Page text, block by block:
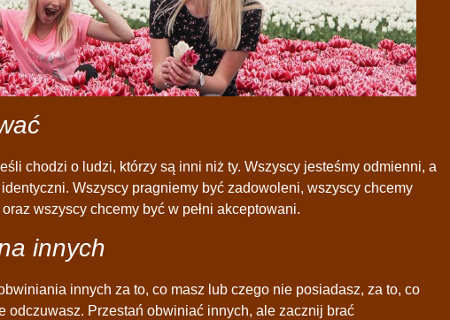
chodzi o ludzi, którzy są inni niż ty. Wszyscy jesteśmy odmienni, a
Wszyscy pragniemy być zadowoleni, wszyscy chcemy
wszyscy chcemy być w pełni akceptowani.
innych
innych za to, co masz lub czego nie posiadasz, za to, co
odczuwasz. Przestań obwiniać innych, ale zacznij brać